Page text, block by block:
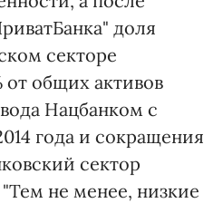
доля
секторе
от общих активов
Нацбанком с
года и сокращения
сектор
не менее, низкие